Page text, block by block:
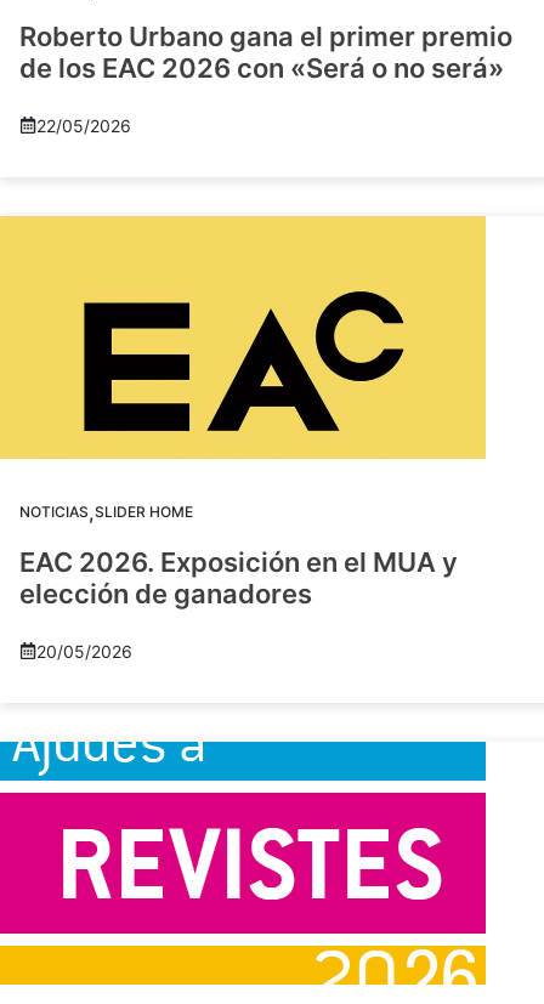
Roberto Urbano gana el primer premio
de los EAC 2026 con «Será o no será»
22/05/2026
NOTICIAS,SLIDER HOME
EAC 2026. Exposición en el MUA y
elección de ganadores
20/05/2026